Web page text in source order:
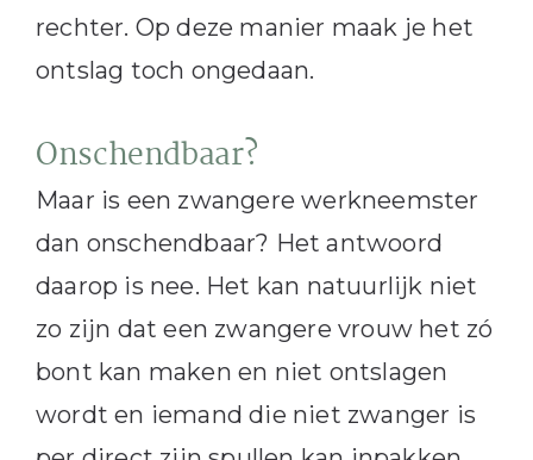
rechter. Op deze manier maak je het
ontslag toch ongedaan.
Onschendbaar?
Maar is een zwangere werkneemster
dan onschendbaar? Het antwoord
daarop is nee. Het kan natuurlijk niet
zo zijn dat een zwangere vrouw het zó
bont kan maken en niet ontslagen
wordt en iemand die niet zwanger is